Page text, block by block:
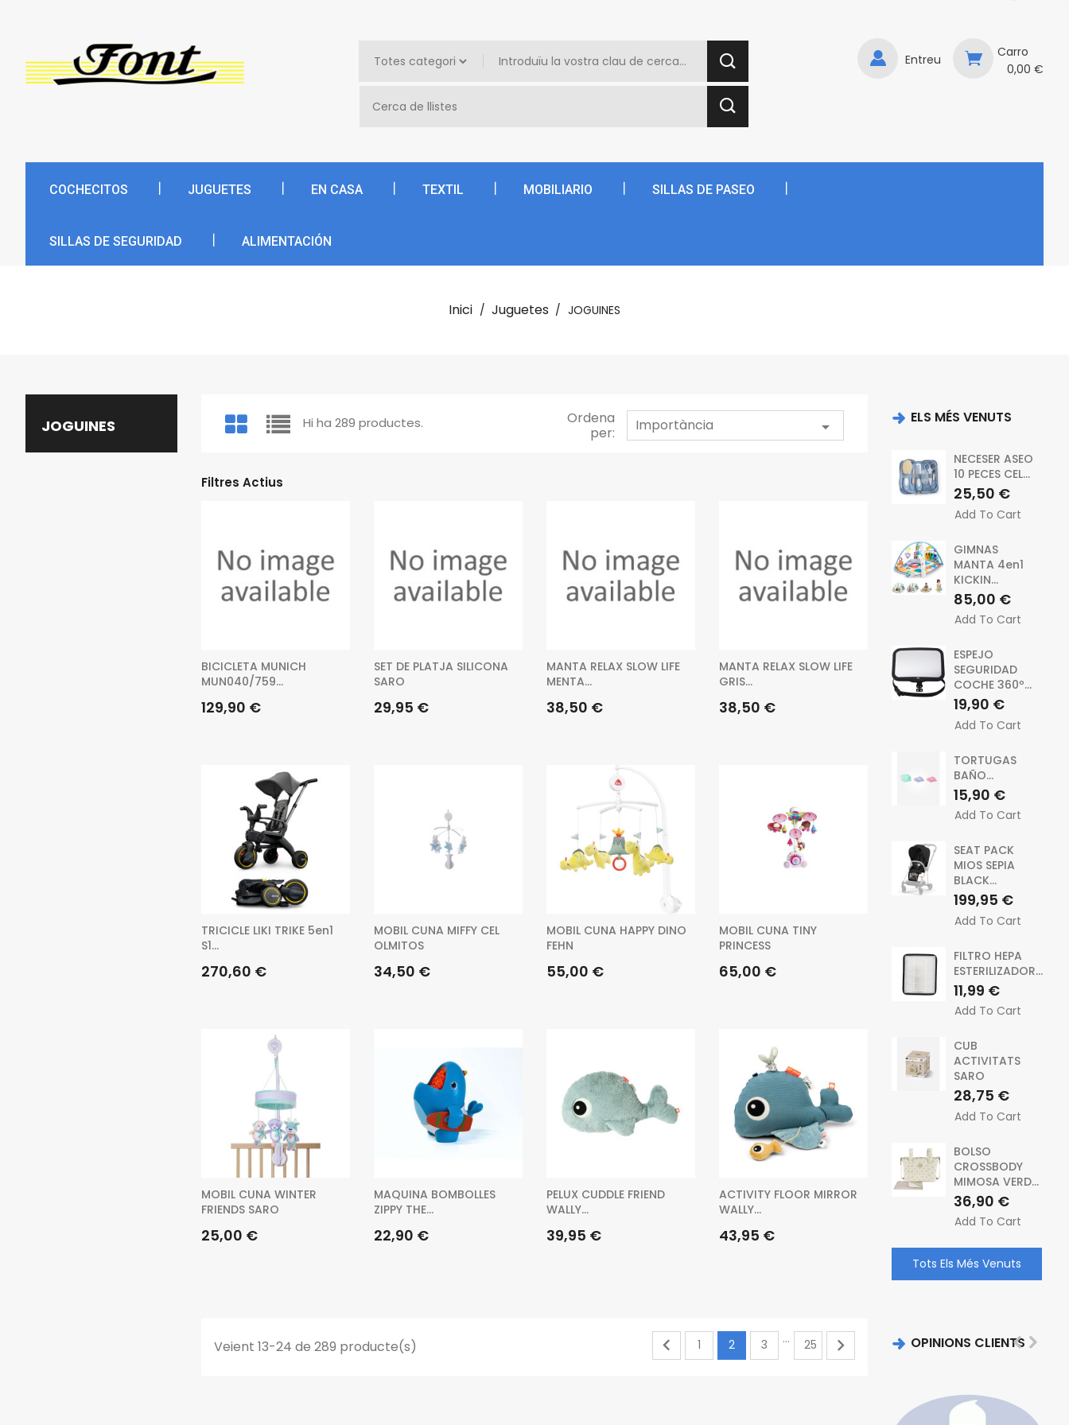
Carro
0,00 €
Entreu
COCHECITOS JUGUETES EN CASA TEXTIL MOBILIARIO SILLAS DE PASEO
SILLAS DE SEGURIDAD ALIMENTACIÓN
Inici Juguetes JOGUINES
JOGUINES Hi ha 289 productes.
Ordena
per:
Importància 
Filtres Actius
BICICLETA MUNICH
MUN040/759...
Preu
129,90 €
SET DE PLATJA SILICONA
SARO
Preu
29,95 €
MANTA RELAX SLOW LIFE
MENTA...
Preu
38,50 €
MANTA RELAX SLOW LIFE
GRIS...
Preu
38,50 €
TRICICLE LIKI TRIKE 5en1
S1...
Preu
270,60 €
MOBIL CUNA MIFFY CEL
OLMITOS
Preu
34,50 €
MOBIL CUNA HAPPY DINO
FEHN
Preu
55,00 €
MOBIL CUNA TINY
PRINCESS
Preu
65,00 €
MOBIL CUNA WINTER
FRIENDS SARO
Preu
25,00 €
MAQUINA BOMBOLLES
ZIPPY THE...
Preu
22,90 €
PELUX CUDDLE FRIEND
WALLY...
Preu
39,95 €
ACTIVITY FLOOR MIRROR
WALLY...
Preu
43,95 €
Veient 13-24 de 289 producte(s)  1 2 3 … 25 
ELS MÉS VENUTS
NECESER ASEO
10 PECES CEL...
Preu
25,50 €
Add To Cart
GIMNAS
MANTA 4en1
KICKIN...
Preu
85,00 €
Add To Cart
ESPEJO
SEGURIDAD
COCHE 360º...
Preu
19,90 €
Add To Cart
TORTUGAS
BAÑO...
Preu
15,90 €
Add To Cart
SEAT PACK
MIOS SEPIA
BLACK...
Preu
199,95 €
Add To Cart
FILTRO HEPA
ESTERILIZADOR...
Preu
11,99 €
Add To Cart
CUB
ACTIVITATS
SARO
Preu
28,75 €
Add To Cart
BOLSO
CROSSBODY
MIMOSA VERD...
Preu
36,90 €
Add To Cart
Tots Els Més Venuts
OPINIONS CLIENTS